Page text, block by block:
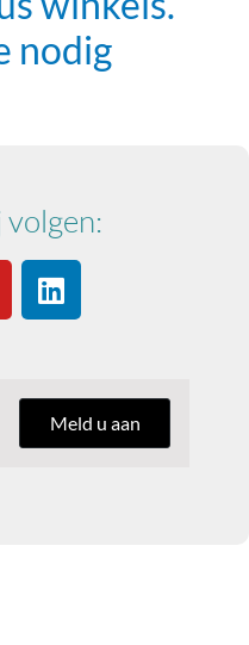
nodig
volgen: